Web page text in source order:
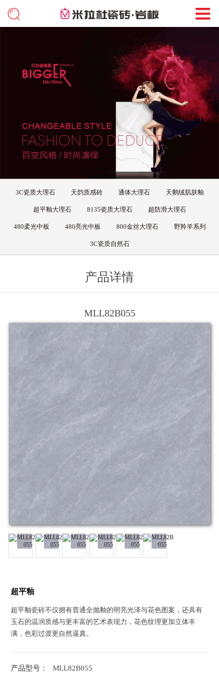
3C瓷质大理石 天韵质感砖 通体大理石 天鹅绒肌肤釉
超平釉大理石 8135瓷质大理石 超防滑大理石
480柔光中板 480亮光中板 800金丝大理石 野羚羊系列
3C瓷质自然石
产品详情
MLL82B055
超平釉
超平釉瓷砖不仅拥有普通全抛釉的明亮光泽与花色图案，还具有
玉石的温润质感与更丰富的艺术表现力，花色纹理更加立体丰
满，色彩过渡更自然逼真。
产品型号： MLL82B055